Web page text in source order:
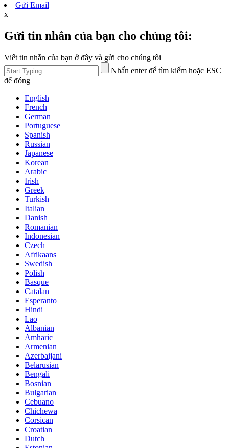
Gửi Email
x
Gửi tin nhắn của bạn cho chúng tôi:
Viết tin nhắn của bạn ở đây và gửi cho chúng tôi
Nhấn enter để tìm kiếm hoặc ESC
để đóng
English
French
German
Portuguese
Spanish
Russian
Japanese
Korean
Arabic
Irish
Greek
Turkish
Italian
Danish
Romanian
Indonesian
Czech
Afrikaans
Swedish
Polish
Basque
Catalan
Esperanto
Hindi
Lao
Albanian
Amharic
Armenian
Azerbaijani
Belarusian
Bengali
Bosnian
Bulgarian
Cebuano
Chichewa
Corsican
Croatian
Dutch